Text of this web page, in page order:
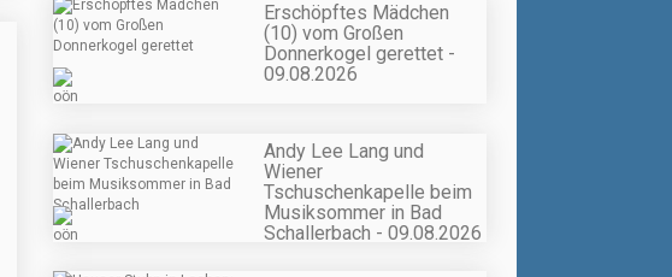
Erschöpftes Mädchen
(10) vom Großen
Donnerkogel gerettet -
09.08.2026
Andy Lee Lang und
Wiener
Tschuschenkapelle beim
Musiksommer in Bad
Schallerbach - 09.08.2026